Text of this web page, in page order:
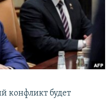
конфликт будет